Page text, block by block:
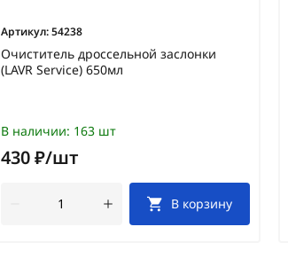
Артикул:54238
Очиститель дроссельной заслонки
(LAVR Service) 650мл
В наличии: 163 шт
430 ₽/шт
В корзину